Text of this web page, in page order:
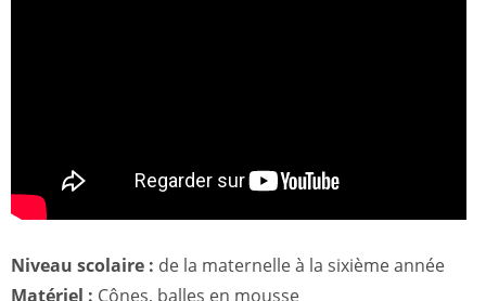
Niveau scolaire : de la maternelle à la sixième année
Matériel : Cônes, balles en mousse